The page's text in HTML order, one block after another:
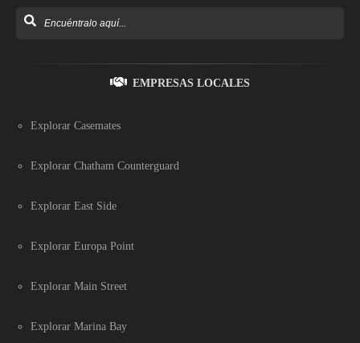
EMPRESAS LOCALES
Explorar Casemates
Explorar Chatham Counterguard
Explorar East Side
Explorar Europa Point
Explorar Main Street
Explorar Marina Bay